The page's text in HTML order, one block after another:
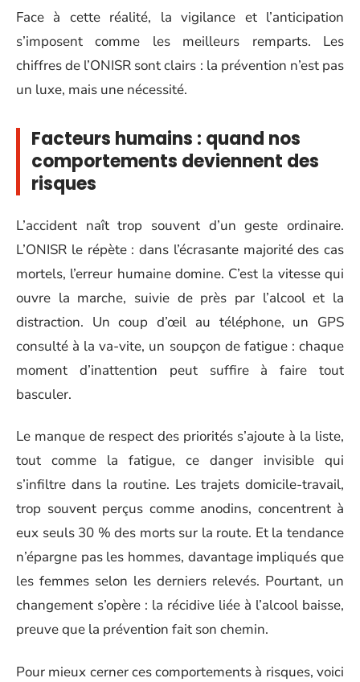
Face à cette réalité, la vigilance et l’anticipation
s’imposent comme les meilleurs remparts. Les
chiffres de l’ONISR sont clairs : la prévention n’est pas
un luxe, mais une nécessité.
Facteurs humains : quand nos
comportements deviennent des
risques
L’accident naît trop souvent d’un geste ordinaire.
L’ONISR le répète : dans l’écrasante majorité des cas
mortels, l’erreur humaine domine. C’est la vitesse qui
ouvre la marche, suivie de près par l’alcool et la
distraction. Un coup d’œil au téléphone, un GPS
consulté à la va-vite, un soupçon de fatigue : chaque
moment d’inattention peut suffire à faire tout
basculer.
Le manque de respect des priorités s’ajoute à la liste,
tout comme la fatigue, ce danger invisible qui
s’infiltre dans la routine. Les trajets domicile-travail,
trop souvent perçus comme anodins, concentrent à
eux seuls 30 % des morts sur la route. Et la tendance
n’épargne pas les hommes, davantage impliqués que
les femmes selon les derniers relevés. Pourtant, un
changement s’opère : la récidive liée à l’alcool baisse,
preuve que la prévention fait son chemin.
Pour mieux cerner ces comportements à risques, voici